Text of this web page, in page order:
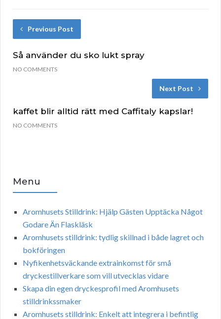
Previous Post
Så använder du sko lukt spray
NO COMMENTS
Next Post
kaffet blir alltid rätt med Caffitaly kapslar!
NO COMMENTS
Menu
Aromhusets Stilldrink: Hjälp Gästen Upptäcka Något
Godare Än Flaskläsk
Aromhusets stilldrink: tydlig skillnad i både lagret och
bokföringen
Nyfikenhetsväckande extrainkomst för små
dryckestillverkare som vill utvecklas vidare
Skapa din egen dryckesprofil med Aromhusets
stilldrinkssmaker
Aromhusets stilldrink: Enkelt att integrera i befintlig